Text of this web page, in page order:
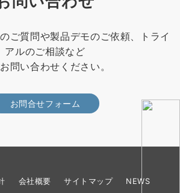
ご質問や製品デモのご依頼、トライ
アルのご相談など
問い合わせください。
お問合せフォーム
会社概要 サイトマップ NEWS